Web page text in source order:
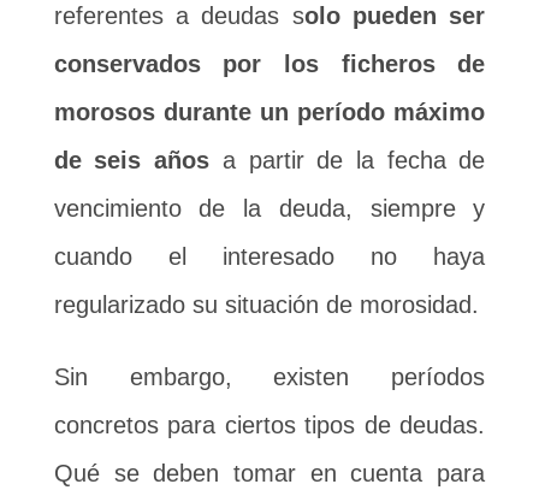
referentes a deudas solo pueden ser
conservados por los ficheros de
morosos durante un período máximo
de seis años a partir de la fecha de
vencimiento de la deuda, siempre y
cuando el interesado no haya
regularizado su situación de morosidad.
Sin embargo, existen períodos
concretos para ciertos tipos de deudas.
Qué se deben tomar en cuenta para